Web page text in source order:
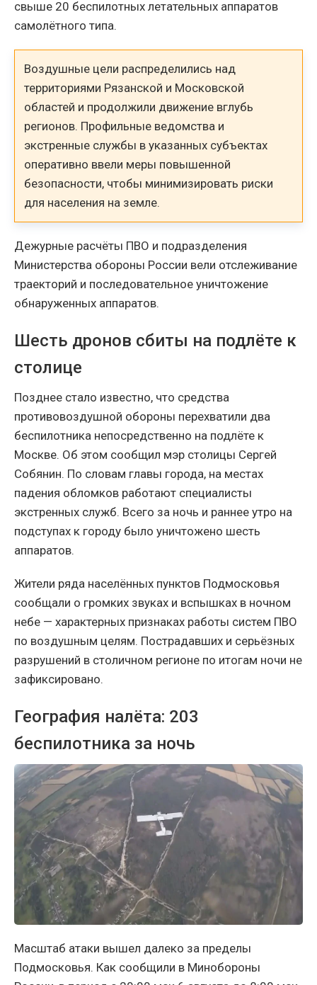
свыше 20 беспилотных летательных аппаратов
самолётного типа.
Воздушные цели распределились над
территориями Рязанской и Московской
областей и продолжили движение вглубь
регионов. Профильные ведомства и
экстренные службы в указанных субъектах
оперативно ввели меры повышенной
безопасности, чтобы минимизировать риски
для населения на земле.
Дежурные расчёты ПВО и подразделения
Министерства обороны России вели отслеживание
траекторий и последовательное уничтожение
обнаруженных аппаратов.
Шесть дронов сбиты на подлёте к
столице
Позднее стало известно, что средства
противовоздушной обороны перехватили два
беспилотника непосредственно на подлёте к
Москве. Об этом сообщил мэр столицы Сергей
Собянин. По словам главы города, на местах
падения обломков работают специалисты
экстренных служб. Всего за ночь и раннее утро на
подступах к городу было уничтожено шесть
аппаратов.
Жители ряда населённых пунктов Подмосковья
сообщали о громких звуках и вспышках в ночном
небе — характерных признаках работы систем ПВО
по воздушным целям. Пострадавших и серьёзных
разрушений в столичном регионе по итогам ночи не
зафиксировано.
География налёта: 203
беспилотника за ночь
Масштаб атаки вышел далеко за пределы
Подмосковья. Как сообщили в Минобороны